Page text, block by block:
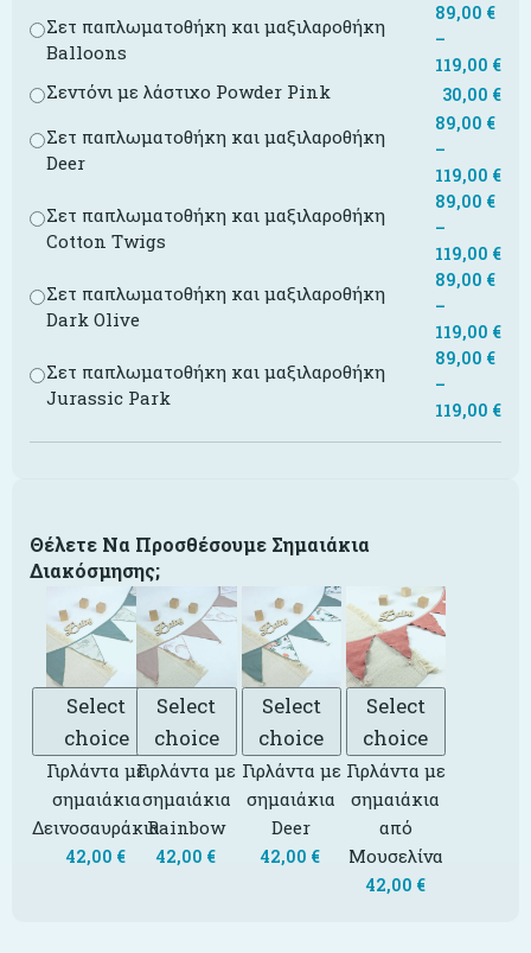
Σετ παπλωματοθήκη και μαξιλαροθήκη
Balloons
89,00 €
–
119,00 €
Σεντόνι με λάστιχο Powder Pink 30,00 €
Σετ παπλωματοθήκη και μαξιλαροθήκη
Deer
89,00 €
–
119,00 €
Σετ παπλωματοθήκη και μαξιλαροθήκη
Cotton Twigs
89,00 €
–
119,00 €
Σετ παπλωματοθήκη και μαξιλαροθήκη
Dark Olive
89,00 €
–
119,00 €
Σετ παπλωματοθήκη και μαξιλαροθήκη
Jurassic Park
89,00 €
–
119,00 €
Θέλετε Να Προσθέσουμε Σημαιάκια
Διακόσμησης;
Select
choice
Γιρλάντα με
σημαιάκια
Δεινοσαυράκια
42,00 €
Select
choice
Γιρλάντα με
σημαιάκια
Rainbow
42,00 €
Select
choice
Γιρλάντα με
σημαιάκια
Deer
42,00 €
Select
choice
Γιρλάντα με
σημαιάκια
από
Μουσελίνα
42,00 €